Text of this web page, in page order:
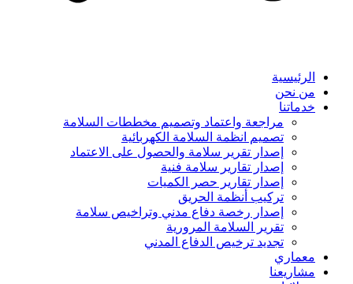
الرئيسية
من نحن
خدماتنا
مراجعة واعتماد وتصميم مخططات السلامة
تصميم انظمة السلامة الكهربائية
إصدار تقرير سلامة والحصول على الاعتماد
إصدار تقارير سلامة فنية
إصدار تقارير حصر الكميات
تركيب أنظمة الحريق
إصدار رخصة دفاع مدني وتراخيص سلامة
تقرير السلامة المرورية
تجديد ترخيص الدفاع المدني
معماري
مشاريعنا